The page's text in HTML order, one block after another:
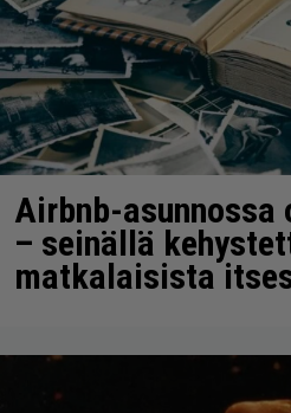
Airbnb-
– seinällä
matkalaisista